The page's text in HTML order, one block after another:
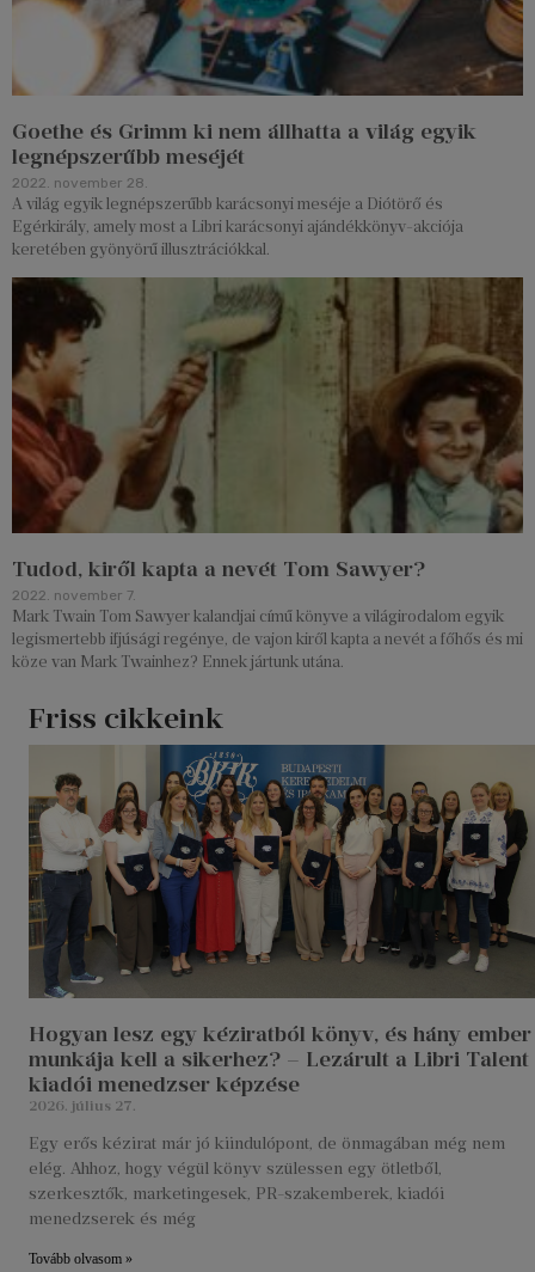
Goethe és Grimm ki nem állhatta a világ egyik
legnépszerűbb meséjét
2022. november 28.
A világ egyik legnépszerűbb karácsonyi meséje a Diótörő és
Egérkirály, amely most a Libri karácsonyi ajándékkönyv-akciója
keretében gyönyörű illusztrációkkal.
Tudod, kiről kapta a nevét Tom Sawyer?
2022. november 7.
Mark Twain Tom Sawyer kalandjai című könyve a világirodalom egyik
legismertebb ifjúsági regénye, de vajon kiről kapta a nevét a főhős és mi
köze van Mark Twainhez? Ennek jártunk utána.
Friss cikkeink
Hogyan lesz egy kéziratból könyv, és hány ember
munkája kell a sikerhez? – Lezárult a Libri Talent
kiadói menedzser képzése
2026. július 27.
Egy erős kézirat már jó kiindulópont, de önmagában még nem
elég. Ahhoz, hogy végül könyv szülessen egy ötletből,
szerkesztők, marketingesek, PR-szakemberek, kiadói
menedzserek és még
Tovább olvasom »